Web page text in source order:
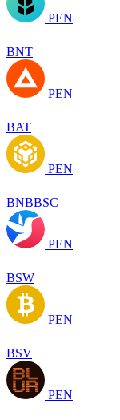
PEN
BNT
PEN
BAT
PEN
BNBBSC
PEN
BSW
PEN
BSV
PEN